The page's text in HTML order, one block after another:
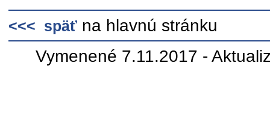
<<< späť na hlavnú stránku
Vymenené 7.11.2017 -